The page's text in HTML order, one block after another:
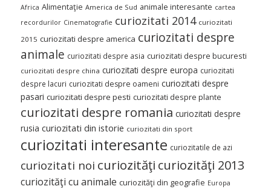
Africa Alimentaţie America de Sud animale interesante cartea
recordurilor Cinematografie curiozitati 2014 curiozitati
2015 curiozitati despre america curiozitati despre
animale curiozitati despre asia curiozitati despre bucuresti
curiozitati despre china curiozitati despre europa curiozitati
despre lacuri curiozitati despre oameni curiozitati despre
pasari curiozitati despre pesti curiozitati despre plante
curiozitati despre romania curiozitati despre
rusia curiozitati din istorie curiozitati din sport
curiozitati interesante curiozitatile de azi
curiozitati noi curiozităţi curiozităţi 2013
curiozităţi cu animale curiozităţi din geografie Europa